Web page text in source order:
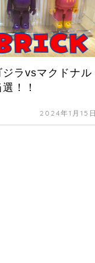
ジラvsマクドナル
！！
2024年1月15